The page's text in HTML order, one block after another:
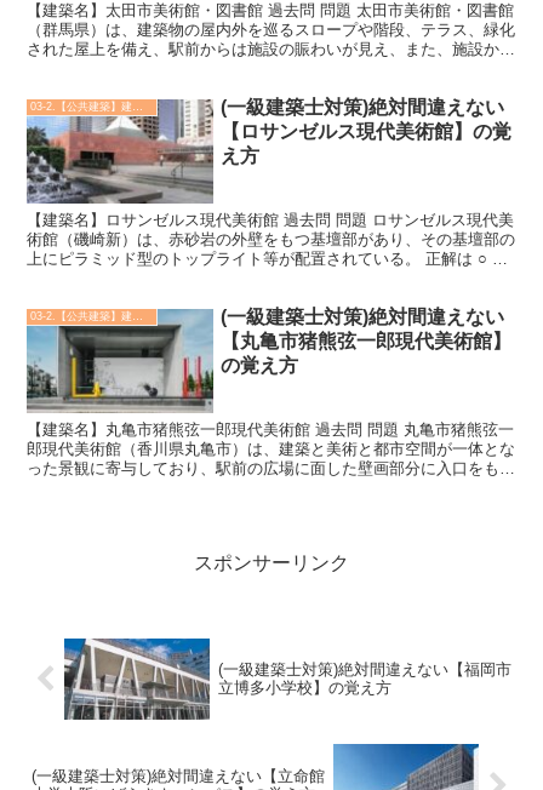
【建築名】太田市美術館・図書館 過去問 問題 太田市美術館・図書館
（群馬県）は、建築物の屋内外を巡るスロープや階段、テラス、緑化
された屋上を備え、駅前からは施設の賑わいが見え、また、施設から
(一級建築士対策)絶対間違えない
【ロサンゼルス現代美術館】の覚
え方
【建築名】ロサンゼルス現代美術館 過去問 問題 ロサンゼルス現代美
術館（磯崎新）は、赤砂岩の外壁をもつ基壇部があり、その基壇部の
上にピラミッド型のトップライト等が配置されている。 正解は ○ ロ
(一級建築士対策)絶対間違えない
【丸亀市猪熊弦一郎現代美術館】
の覚え方
【建築名】丸亀市猪熊弦一郎現代美術館 過去問 問題 丸亀市猪熊弦一
郎現代美術館（香川県丸亀市）は、建築と美術と都市空間が一体とな
った景観に寄与しており、駅前の広場に面した壁画部分に入口をもつ
スポンサーリンク
(一級建築士対策)絶対間違えない【福岡市
立博多小学校】の覚え方
(一級建築士対策)絶対間違えない【立命館